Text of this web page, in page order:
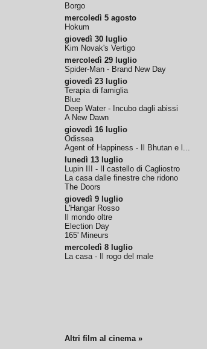
Borgo
mercoledì 5 agosto
Hokum
giovedì 30 luglio
Kim Novak's Vertigo
mercoledì 29 luglio
Spider-Man - Brand New Day
giovedì 23 luglio
Terapia di famiglia
Blue
Deep Water - Incubo dagli abissi
A New Dawn
giovedì 16 luglio
Odissea
Agent of Happiness - Il Bhutan e l...
lunedì 13 luglio
Lupin III - Il castello di Cagliostro
La casa dalle finestre che ridono
The Doors
giovedì 9 luglio
L'Hangar Rosso
Il mondo oltre
Election Day
165' Mineurs
mercoledì 8 luglio
La casa - Il rogo del male
Altri film al cinema »